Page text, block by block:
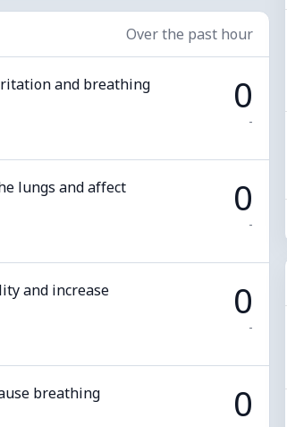
Over the past hour
and breathing
0
-
lungs and affect
0
-
and increase
0
-
breathing
0